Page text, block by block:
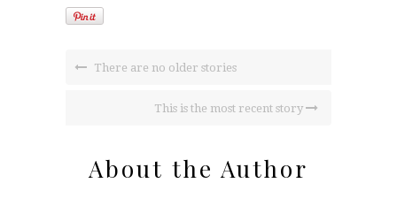
There are no older stories
This is the most recent story
About the Author